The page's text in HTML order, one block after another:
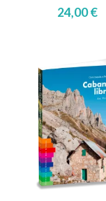
24,00 €